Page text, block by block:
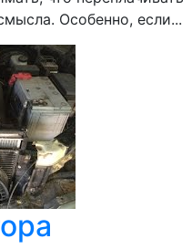
Особенно, если...